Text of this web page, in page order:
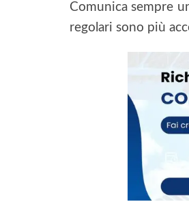
Comunica sempre
regolari sono più